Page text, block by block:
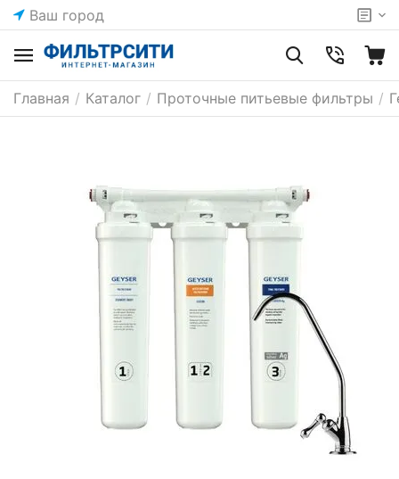
Ваш город
Главная / Каталог / Проточные питьевые фильтры /